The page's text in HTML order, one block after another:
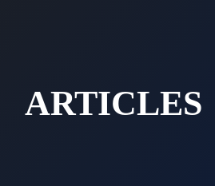
ARTICLES